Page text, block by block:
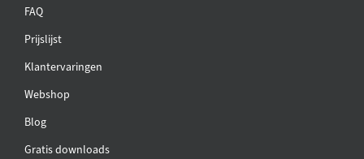
FAQ
Prijslijst
Klantervaringen
Webshop
Blog
Gratis downloads